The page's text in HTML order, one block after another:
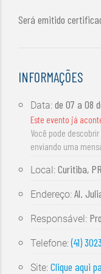
Será emitido
INFORMAÇÕES
Data:de07 a 08
Este evento já
Você pode
enviando uma
Local:Curitiba, PR
Endereço:Al.
Responsável:
Telefone:(41)
Site:Clique aqui